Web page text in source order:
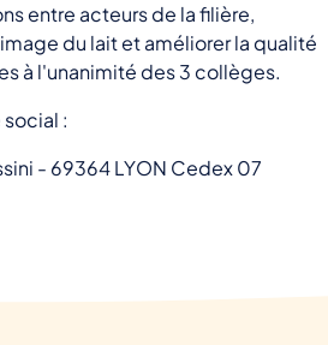
entre acteurs de la filière,
du lait et améliorer la qualité
à l'unanimité des 3 collèges.
:
- 69364 LYON Cedex 07